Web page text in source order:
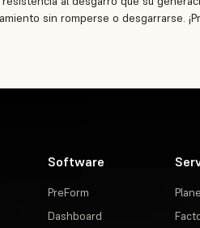
sin romperse o desgarrarse.
Software
PreForm
Dashboard